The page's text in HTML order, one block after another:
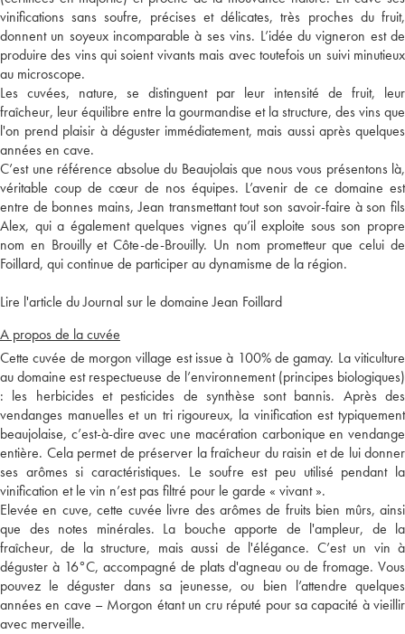
vinifications sans soufre, précises et délicates, très proches du fruit,
donnent un soyeux incomparable à ses vins. L’idée du vigneron est de
produire des vins qui soient vivants mais avec toutefois un suivi minutieux
au microscope.
Les cuvées, nature, se distinguent par leur intensité de fruit, leur
fraîcheur, leur équilibre entre la gourmandise et la structure, des vins que
l'on prend plaisir à déguster immédiatement, mais aussi après quelques
années en cave.
C’est une référence absolue du Beaujolais que nous vous présentons là,
véritable coup de cœur de nos équipes. L’avenir de ce domaine est
entre de bonnes mains, Jean transmettant tout son savoir-faire à son fils
Alex, qui a également quelques vignes qu’il exploite sous son propre
nom en Brouilly et Côte-de-Brouilly. Un nom prometteur que celui de
Foillard, qui continue de participer au dynamisme de la région.
Lire l'article du Journal sur le domaine Jean Foillard
A propos de la cuvée
Cette cuvée de morgon village est issue à 100% de gamay. La viticulture
au domaine est respectueuse de l’environnement (principes biologiques)
: les herbicides et pesticides de synthèse sont bannis. Après des
vendanges manuelles et un tri rigoureux, la vinification est typiquement
beaujolaise, c’est-à-dire avec une macération carbonique en vendange
entière. Cela permet de préserver la fraîcheur du raisin et de lui donner
ses arômes si caractéristiques. Le soufre est peu utilisé pendant la
vinification et le vin n’est pas filtré pour le garde « vivant ».
Elevée en cuve, cette cuvée livre des arômes de fruits bien mûrs, ainsi
que des notes minérales. La bouche apporte de l'ampleur, de la
fraîcheur, de la structure, mais aussi de l'élégance. C’est un vin à
déguster à 16°C, accompagné de plats d'agneau ou de fromage. Vous
pouvez le déguster dans sa jeunesse, ou bien l’attendre quelques
années en cave – Morgon étant un cru réputé pour sa capacité à vieillir
avec merveille.